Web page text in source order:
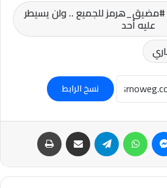
للجميع .. ولن يسيطر
عليه أحد
نسخ الرابط
ماسنجر واتساب تيلقرام مشاركة عبر البريد